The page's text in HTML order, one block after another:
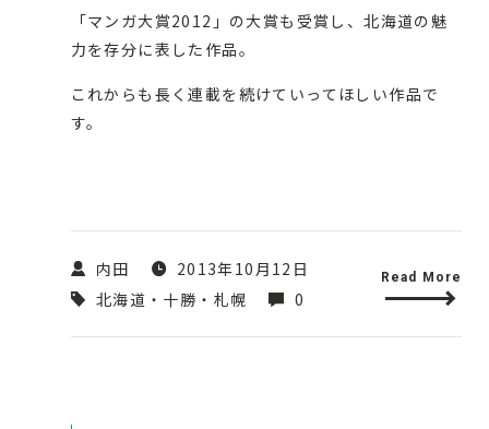
「マンガ大賞2012」の大賞も受賞し、北海道の魅
力を存分に表した作品。
これからも長く連載を続けていってほしい作品で
す。
内田
2013年10月12日
北海道・十勝・札幌
0
Read More